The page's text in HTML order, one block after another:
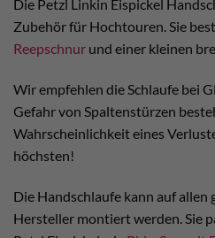
Die Petzl Linkin Eispickel
Zubehör für Hochtouren. Sie
Reepschnur und einer kleinen
Wir empfehlen die Schlaufe bei
Gefahr von Spaltenstürzen
Wahrscheinlichkeit eines
höchsten!
Die Handschlaufe kann auf allen
Hersteller montiert werden. Sie